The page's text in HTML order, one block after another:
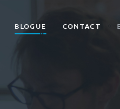
BLOGUE CONTACT